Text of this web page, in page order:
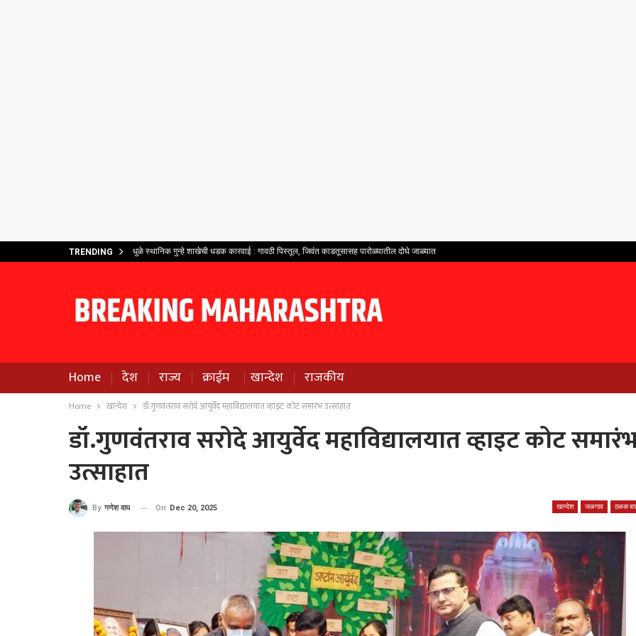
TRENDING धुळे स्थानिक गुन्हे शाखेची धडक कारवाई : गावठी पिस्तूल, जिवंत काडतूसासह पारोळ्यातील दोघे जाळ्यात
Home देश राज्य क्राईम खान्देश राजकीय
Home खान्देश डॉ.गुणवंतराव सरोदे आयुर्वेद महाविद्यालयात व्हाइट कोट समारंभ उत्साहात
डॉ.गुणवंतराव सरोदे आयुर्वेद महाविद्यालयात व्हाइट कोट
उत्साहात
खान्देश जळगाव ठळक
By गणेश वाघ On Dec 20, 2025